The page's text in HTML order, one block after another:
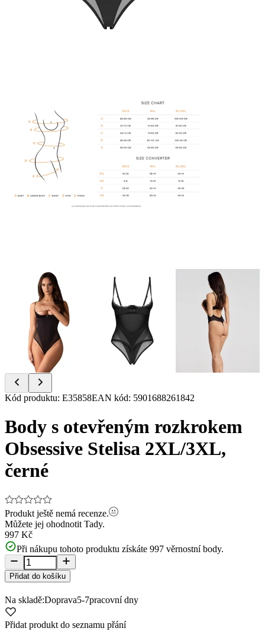
Item
of
Kód produktu: E35858EAN kód: 5901688261842
Body s otevřeným rozkrokem
Obsessive Stelisa 2XL/3XL,
černé
Produkt ještě nemá recenze.
Můžete jej ohodnotit Tady.
997 Kč
Při nákupu tohoto produktu získáte 997 věrnostní body.
Přidat do košíku
Na skladě:Doprava5-7pracovní dny
Přidat produkt do seznamu přání